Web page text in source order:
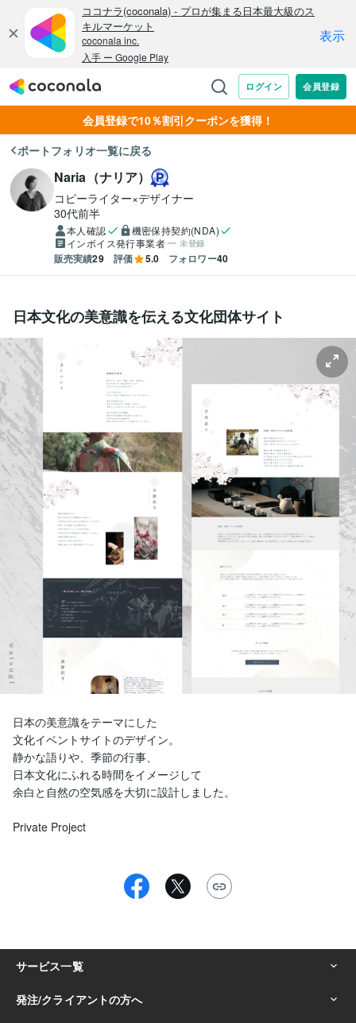
会員登録で10％割引クーポンを獲得！
ポートフォリオ一覧に戻る
Naria（ナリア）
コピーライター×デザイナー
30代前半
本人確認
機密保持契約(NDA)
インボイス発行事業者
未登録
販売実績29 評価 5.0 フォロワー40
日本文化の美意識を伝える文化団体サイト
日本の美意識をテーマにした
文化イベントサイトのデザイン。
静かな語りや、季節の行事、
日本文化にふれる時間をイメージして
余白と自然の空気感を大切に設計しました。
Private Project